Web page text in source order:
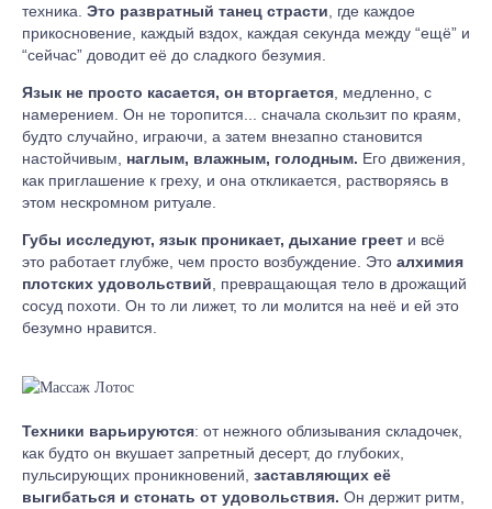
техника. Это развратный танец страсти, где каждое
прикосновение, каждый вздох, каждая секунда между “ещё” и
“сейчас” доводит её до сладкого безумия.
Язык не просто касается, он вторгается, медленно, с
намерением. Он не торопится... сначала скользит по краям,
будто случайно, играючи, а затем внезапно становится
настойчивым, наглым, влажным, голодным. Его движения,
как приглашение к греху, и она откликается, растворяясь в
этом нескромном ритуале.
Губы исследуют, язык проникает, дыхание греет и всё
это работает глубже, чем просто возбуждение. Это алхимия
плотских удовольствий, превращающая тело в дрожащий
сосуд похоти. Он то ли лижет, то ли молится на неё и ей это
безумно нравится.
Техники варьируются: от нежного облизывания складочек,
как будто он вкушает запретный десерт, до глубоких,
пульсирующих проникновений, заставляющих её
выгибаться и стонать от удовольствия. Он держит ритм,